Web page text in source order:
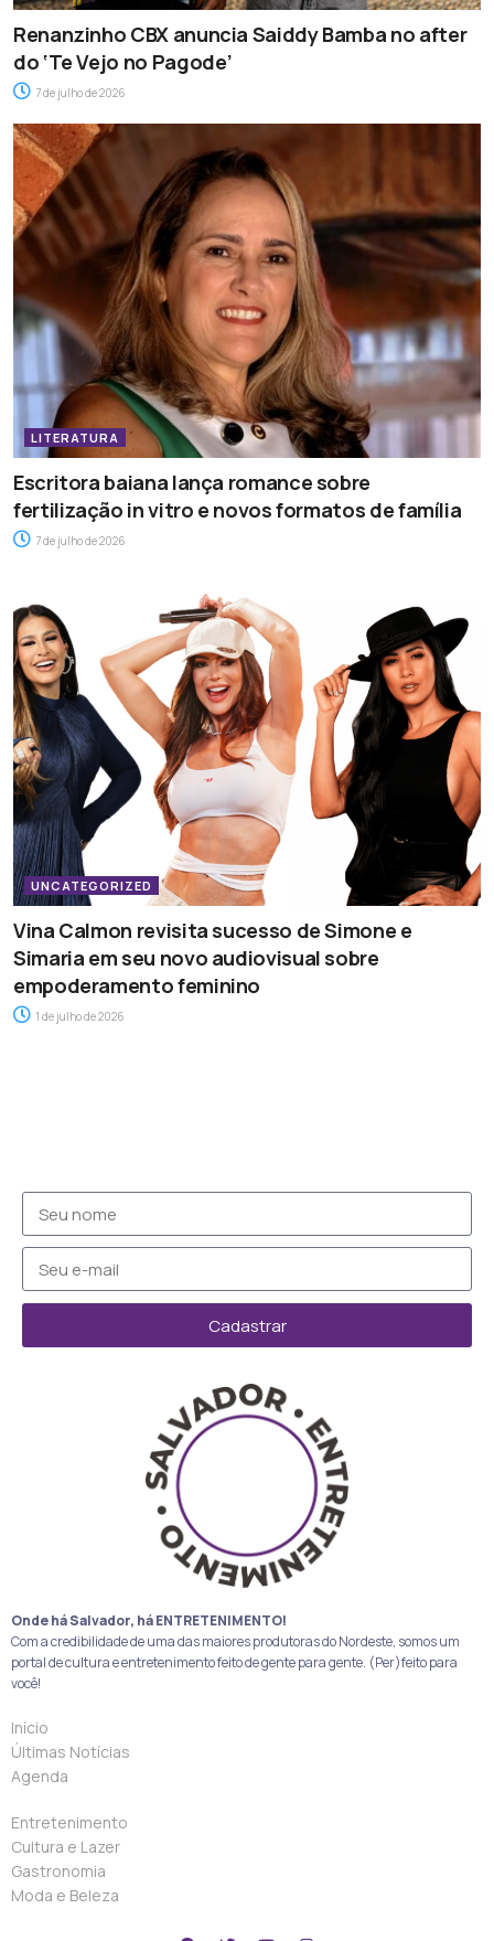
Renanzinho CBX anuncia Saiddy Bamba no after
do ‘Te Vejo no Pagode’
7 de julho de 2026
LITERATURA
Escritora baiana lança romance sobre
fertilização in vitro e novos formatos de família
7 de julho de 2026
UNCATEGORIZED
Vina Calmon revisita sucesso de Simone e
Simaria em seu novo audiovisual sobre
empoderamento feminino
1 de julho de 2026
Cadastrar
Onde há Salvador, há ENTRETENIMENTO!
Com a credibilidade de uma das maiores produtoras do Nordeste, somos um
portal de cultura e entretenimento feito de gente para gente. (Per)feito para
você!
Início
Últimas Notícias
Agenda
Entretenimento
Cultura e Lazer
Gastronomia
Moda e Beleza